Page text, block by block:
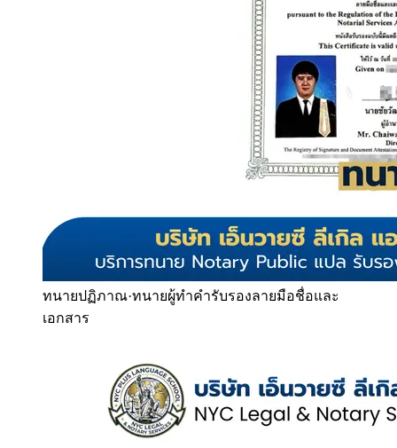
ทนายปฏิภาณ·ทนายผู้ทำคำรับรองลายมือชื่อและ
เอกสาร